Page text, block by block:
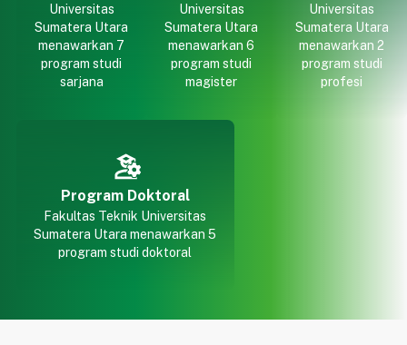
Universitas
Sumatera Utara
menawarkan 7
program studi
sarjana
Universitas
Sumatera Utara
menawarkan 6
program studi
magister
Universitas
Sumatera Utara
menawarkan 2
program studi
profesi
Program Doktoral
Fakultas Teknik Universitas
Sumatera Utara menawarkan 5
program studi doktoral